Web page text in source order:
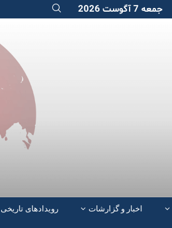
جمعه 7 آگوست 2026
اخبار و گزارشات رویدادهای تاریخی